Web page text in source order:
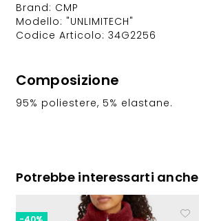
Brand: CMP
Modello: "UNLIMITECH"
Codice Articolo: 34G2256
Composizione
95% poliestere, 5% elastane.
Potrebbe interessarti anche